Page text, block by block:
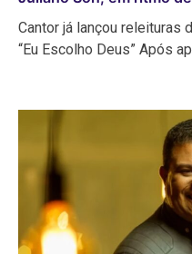
Cantor já lançou releituras
“Eu Escolho Deus” Após